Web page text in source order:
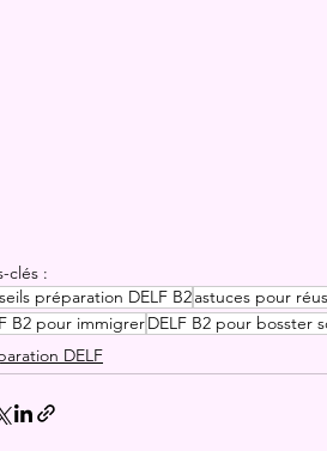
clés :
préparation DELF B2astuces pour
B2 pour immigrerDELF B2 pour bosster
DELF